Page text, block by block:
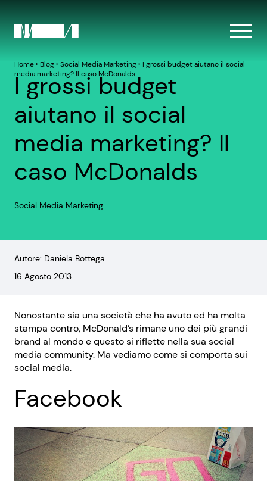
Home‣ Blog‣Social Media Marketing‣ I grossi budget aiutano il social
media marketing? Il caso McDonalds
I grossi budget
aiutano il social
media marketing? Il
caso McDonalds
Social Media Marketing
Autore: Daniela Bottega
16 Agosto 2013
Nonostante sia una società che ha avuto ed ha molta
stampa contro, McDonald’s rimane uno dei più grandi
brand al mondo e questo si riflette nella sua social
media community. Ma vediamo come si comporta sui
social media.
Facebook